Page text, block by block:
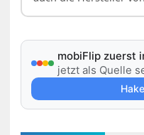
mobiFlip zuerst
jetzt als Quelle